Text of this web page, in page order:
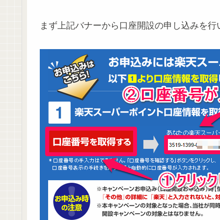
まず上記バナーから口座開設の申し込みを行